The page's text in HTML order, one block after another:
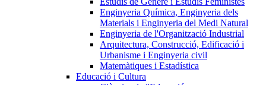
Enginyeria Química, Enginyeria dels
Materials i Enginyeria del Medi Natural
Enginyeria de l'Organització Industrial
Arquitectura, Construcció, Edificació i
Urbanisme i Enginyeria civil
Matemàtiques i Estadística
Educació i Cultura